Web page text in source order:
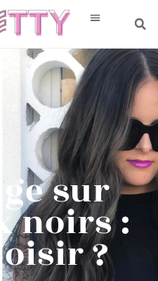
sur
noirs :
?